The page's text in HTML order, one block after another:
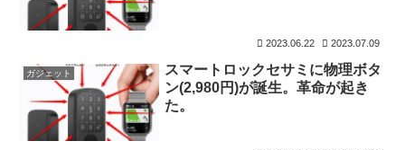
2023.06.22 2023.07.09
ガジェット
スマートロックセサミに物理ボタ
ン(2,980円)が誕生。革命が起き
た。